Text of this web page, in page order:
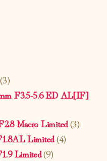
F3.5-5.6 ED AL[IF]
Macro Limited(3)
Limited(4)
Limited(9)